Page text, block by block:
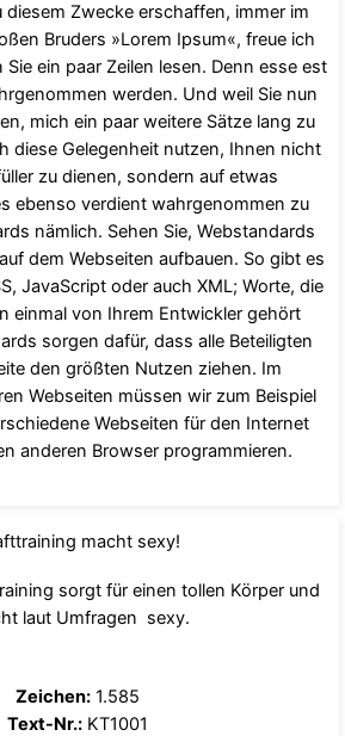
diesem Zwecke erschaffen, immer im
Bruders »Lorem Ipsum«, freue ich
ein paar Zeilen lesen. Denn esse est
werden. Und weil Sie nun
mich ein paar weitere Sätze lang zu
diese Gelegenheit nutzen, Ihnen nicht
zu dienen, sondern auf etwas
ebenso verdient wahrgenommen zu
nämlich. Sehen Sie, Webstandards
dem Webseiten aufbauen. So gibt es
JavaScript oder auch XML; Worte, die
einmal von Ihrem Entwickler gehört
sorgen dafür, dass alle Beteiligten
den größten Nutzen ziehen. Im
Webseiten müssen wir zum Beispiel
Webseiten für den Internet
anderen Browser programmieren.
macht sexy!
sorgt für einen tollen Körper und
laut Umfragen sexy.
Zeichen: 1.585
Text-Nr.: KT1001